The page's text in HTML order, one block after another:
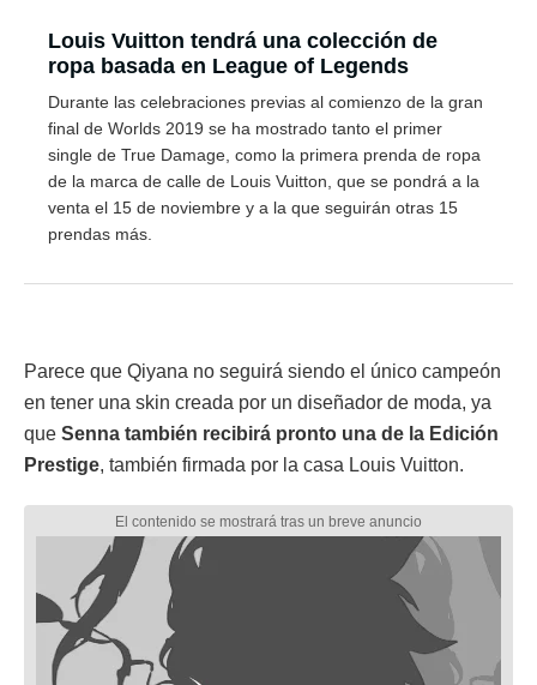
Louis Vuitton tendrá una colección de
ropa basada en League of Legends
Durante las celebraciones previas al comienzo de la gran
final de Worlds 2019 se ha mostrado tanto el primer
single de True Damage, como la primera prenda de ropa
de la marca de calle de Louis Vuitton, que se pondrá a la
venta el 15 de noviembre y a la que seguirán otras 15
prendas más.
Parece que Qiyana no seguirá siendo el único campeón
en tener una skin creada por un diseñador de moda, ya
que Senna también recibirá pronto una de la Edición
Prestige, también firmada por la casa Louis Vuitton.